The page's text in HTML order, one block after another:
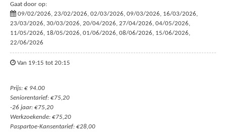
Gaat door op:
09/02/2026, 23/02/2026, 02/03/2026, 09/03/2026, 16/03/2026,
23/03/2026, 30/03/2026, 20/04/2026, 27/04/2026, 04/05/2026,
11/05/2026, 18/05/2026, 01/06/2026, 08/06/2026, 15/06/2026,
22/06/2026
Van 19:15 tot 20:15
Prijs: € 94.00
Seniorentarief: €75,20
-26 jaar: €75,20
Werkzoekende: €75,20
Paspartoe-Kansentarief: €28,00